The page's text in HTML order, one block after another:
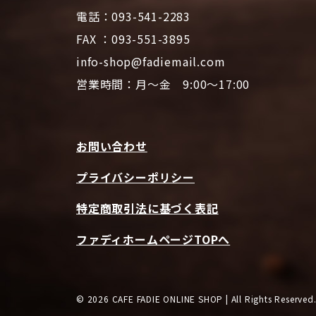
電話：093-541-2283
FAX ：093-551-3895
info-shop@fadiemail.com
営業時間：月～金 9:00～17:00
お問い合わせ
プライバシーポリシー
特定商取引法に基づく表記
ファディホームページTOPへ
© 2026 CAFE FADIE ONLINE SHOP | All Rights Reserved.